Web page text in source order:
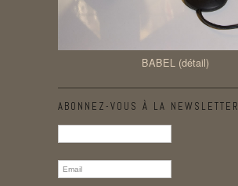
BABEL (détail)
ABONNEZ-VOUS À LA NEWSLETTER